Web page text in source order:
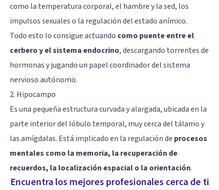
como la temperatura corporal, el hambre y la sed, los
impulsos sexuales o la regulación del estado anímico.
Todo esto lo consigue actuando como puente entre el
cerbero y el sistema endocrino, descargando torrentes de
hormonas y jugando un papel coordinador del sistema
nervioso autónomo.
2. Hipocampo
Es una pequeña estructura curvada y alargada, ubicada en la
parte interior del lóbulo temporal, muy cerca del tálamo y
las amígdalas. Está implicado en la regulación de procesos
mentales como la memoria, la recuperación de
recuerdos, la localización espacial o la orientación.
Encuentra los mejores profesionales cerca de ti